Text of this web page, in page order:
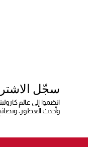
سجّل
انضموا إلى عالم
وأحدث العطور، ونصائح